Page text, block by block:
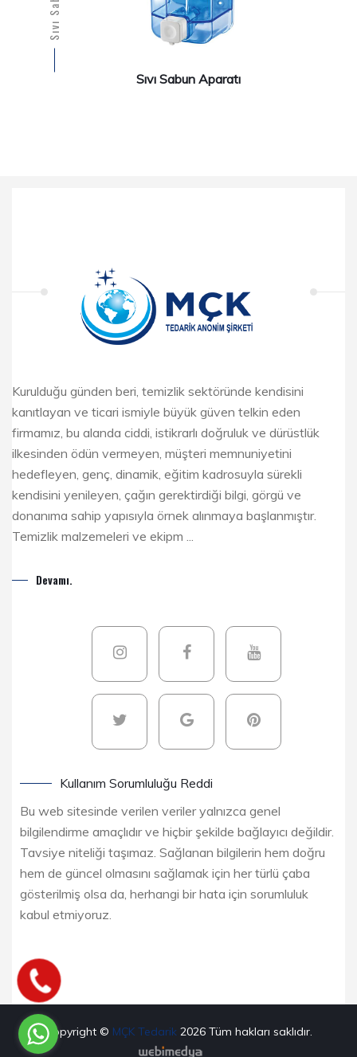
Sıvı Sabun Aparatı
Kurulduğu günden beri, temizlik sektöründe kendisini
kanıtlayan ve ticari ismiyle büyük güven telkin eden
firmamız, bu alanda ciddi, istikrarlı doğruluk ve dürüstlük
ilkesinden ödün vermeyen, müşteri memnuniyetini
hedefleyen, genç, dinamik, eğitim kadrosuyla sürekli
kendisini yenileyen, çağın gerektirdiği bilgi, görgü ve
donanıma sahip yapısıyla örnek alınmaya başlanmıştır.
Temizlik malzemeleri ve ekipm ...
Devamı.
Kullanım Sorumluluğu Reddi
Bu web sitesinde verilen veriler yalnızca genel
bilgilendirme amaçlıdır ve hiçbir şekilde bağlayıcı değildir.
Tavsiye niteliği taşımaz. Sağlanan bilgilerin hem doğru
hem de güncel olmasını sağlamak için her türlü çaba
gösterilmiş olsa da, herhangi bir hata için sorumluluk
kabul etmiyoruz.
Copyright © MÇK Tedarik 2026 Tüm hakları saklıdır.